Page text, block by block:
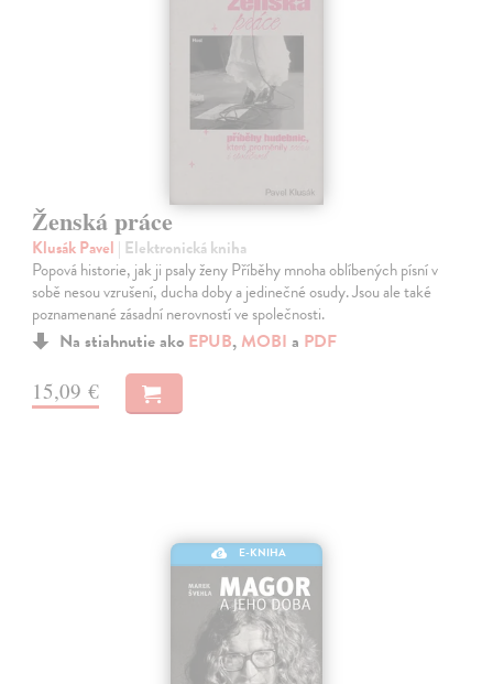
Ženská práce
Klusák Pavel | Elektronická kniha
Popová historie, jak ji psaly ženy Příběhy mnoha oblíbených písní v
sobě nesou vzrušení, ducha doby a jedinečné osudy. Jsou ale také
poznamenané zásadní nerovností ve společnosti.
Na stiahnutie ako EPUB, MOBI a PDF
15,09 €
E-KNIHA